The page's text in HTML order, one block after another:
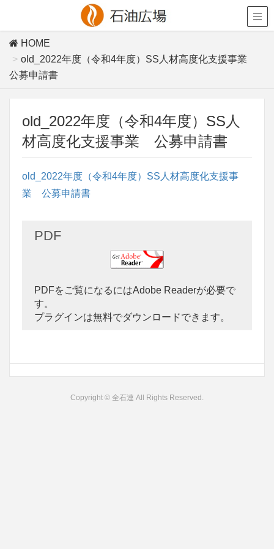
HOME
old_2022年度（令和4年度）SS人材高度化支援事業
公募申請書
old_2022年度（令和4年度）SS人
材高度化支援事業 公募申請書
old_2022年度（令和4年度）SS人材高度化支援事
業 公募申請書
PDF
PDFをご覧になるにはAdobe Readerが必要で
す。
プラグインは無料でダウンロードできます。
Copyright © 全石連 All Rights Reserved.